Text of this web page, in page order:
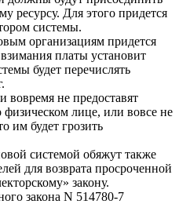
ресурсу. Для этого придется
системы.
организациям придется
платы установит
будет перечислять
вовремя не предоставят
лице, или вовсе не
им будет грозить
системой обяжут также
для возврата просроченной
закону.
закона N 514780-7